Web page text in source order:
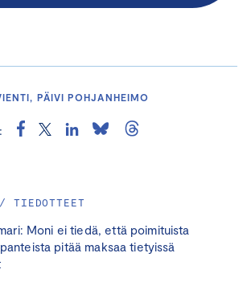
Moni ei tiedä, että poimituista
pitää maksaa tietyissä
PÄIVI POHJANHEIMO